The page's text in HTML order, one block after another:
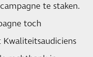
te staken.
toch